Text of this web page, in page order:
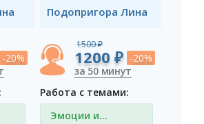
-20%
Подопригора Лина
1500 ₽
1200 ₽ -20%
за 50 минут
Работа с темами:
Эмоции и